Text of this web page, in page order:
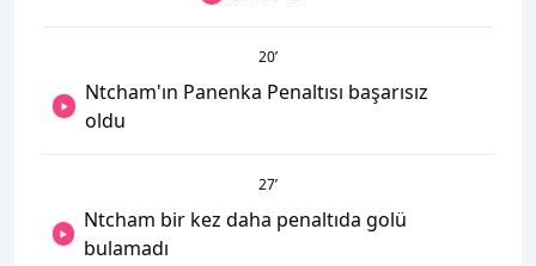
20’
Ntcham'ın Panenka Penaltısı başarısız
oldu
27’
Ntcham bir kez daha penaltıda golü
bulamadı